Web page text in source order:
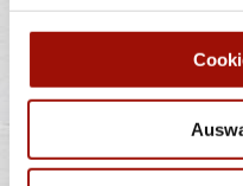
Angabe 15 - unter
koffeinhaltig 18 - mit
Aufmerksamkeit bei Kindern
23 - mit Nitritpökelsalz 24 -